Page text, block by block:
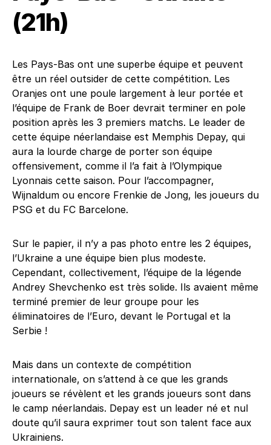
(21h)
Les Pays-Bas ont une superbe équipe et peuvent
être un réel outsider de cette compétition. Les
Oranjes ont une poule largement à leur portée et
l’équipe de Frank de Boer devrait terminer en pole
position après les 3 premiers matchs. Le leader de
cette équipe néerlandaise est Memphis Depay, qui
aura la lourde charge de porter son équipe
offensivement, comme il l’a fait à l’Olympique
Lyonnais cette saison. Pour l’accompagner,
Wijnaldum ou encore Frenkie de Jong, les joueurs du
PSG et du FC Barcelone.
Sur le papier, il n’y a pas photo entre les 2 équipes,
l’Ukraine a une équipe bien plus modeste.
Cependant, collectivement, l’équipe de la légende
Andrey Shevchenko est très solide. Ils avaient même
terminé premier de leur groupe pour les
éliminatoires de l’Euro, devant le Portugal et la
Serbie !
Mais dans un contexte de compétition
internationale, on s’attend à ce que les grands
joueurs se révèlent et les grands joueurs sont dans
le camp néerlandais. Depay est un leader né et nul
doute qu’il saura exprimer tout son talent face aux
Ukrainiens.